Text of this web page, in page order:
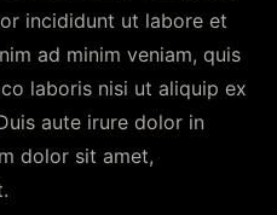
incididunt ut labore et
ad minim veniam, quis
laboris nisi ut aliquip ex
aute irure dolor in
dolor sit amet,